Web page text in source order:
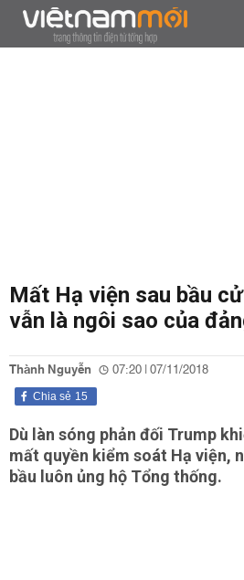
Mất Hạ viện sau bầu
vẫn là ngôi sao của
Thành Nguyễn 07:20 | 07/11/2018
15
Chia sẻ
Dù làn sóng phản đối Trump
mất quyền kiểm soát Hạ viện,
bầu luôn ủng hộ Tổng thống.